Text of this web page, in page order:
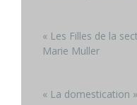
« Les Filles de la
Marie Muller
« La domestication